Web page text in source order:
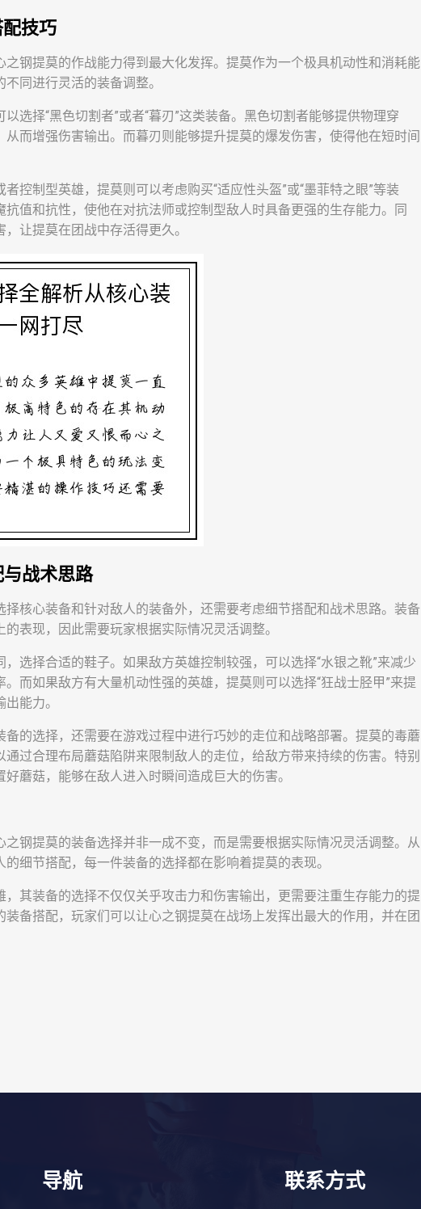
技巧
钢提莫的作战能力得到最大化发挥。提莫作为一个极具机动性和消耗能
同进行灵活的装备调整。
选择“黑色切割者”或者“暮刃”这类装备。黑色切割者能够提供物理穿
而增强伤害输出。而暮刃则能够提升提莫的爆发伤害，使得他在短时间
控制型英雄，提莫则可以考虑购买“适应性头盔”或“墨菲特之眼”等装
值和抗性，使他在对抗法师或控制型敌人时具备更强的生存能力。同
让提莫在团战中存活得更久。
战术思路
核心装备和针对敌人的装备外，还需要考虑细节搭配和战术思路。装备
表现，因此需要玩家根据实际情况灵活调整。
选择合适的鞋子。如果敌方英雄控制较强，可以选择“水银之靴”来减少
而如果敌方有大量机动性强的英雄，提莫则可以选择“狂战士胫甲”来提
能力。
的选择，还需要在游戏过程中进行巧妙的走位和战略部署。提莫的毒蘑
过合理布局蘑菇陷阱来限制敌人的走位，给敌方带来持续的伤害。特别
蘑菇，能够在敌人进入时瞬间造成巨大的伤害。
钢提莫的装备选择并非一成不变，而是需要根据实际情况灵活调整。从
细节搭配，每一件装备的选择都在影响着提莫的表现。
其装备的选择不仅仅关乎攻击力和伤害输出，更需要注重生存能力的提
备搭配，玩家们可以让心之钢提莫在战场上发挥出最大的作用，并在团
导航 联系方式